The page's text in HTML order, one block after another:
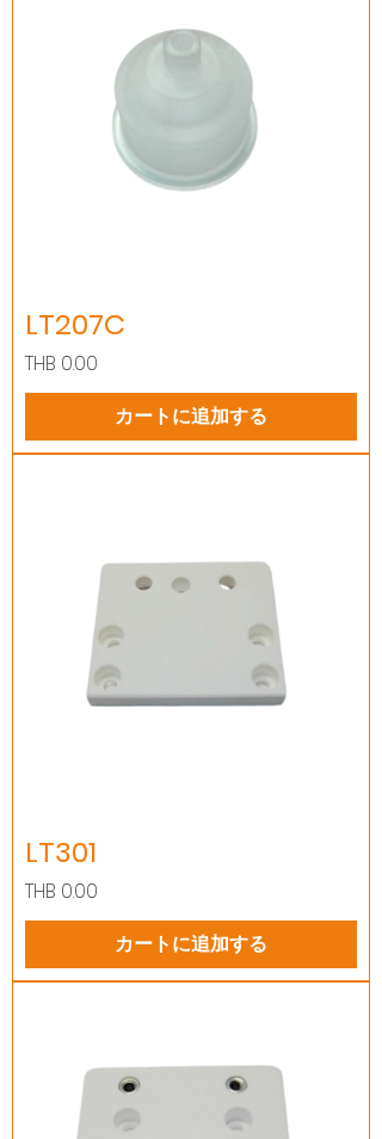
LT207C
価格
THB 0.00
カートに追加する
LT301
価格
THB 0.00
カートに追加する